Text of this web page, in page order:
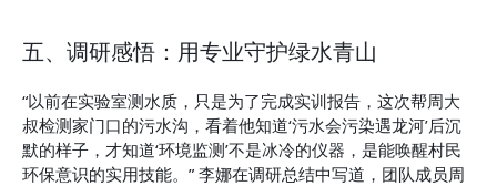
五、调研感悟：用专业守护绿水青山
“以前在实验室测水质，只是为了完成实训报告，这次帮周大
叔检测家门口的污水沟，看着他知道‘污水会污染遇龙河’后沉
默的样子，才知道‘环境监测’不是冰冷的仪器，是能唤醒村民
环保意识的实用技能。” 李娜在调研总结中写道，团队成员周